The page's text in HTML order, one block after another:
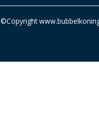
©Copyright